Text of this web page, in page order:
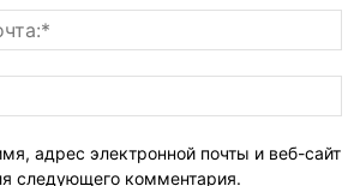
адрес электронной почты и веб-сайт
следующего комментария.